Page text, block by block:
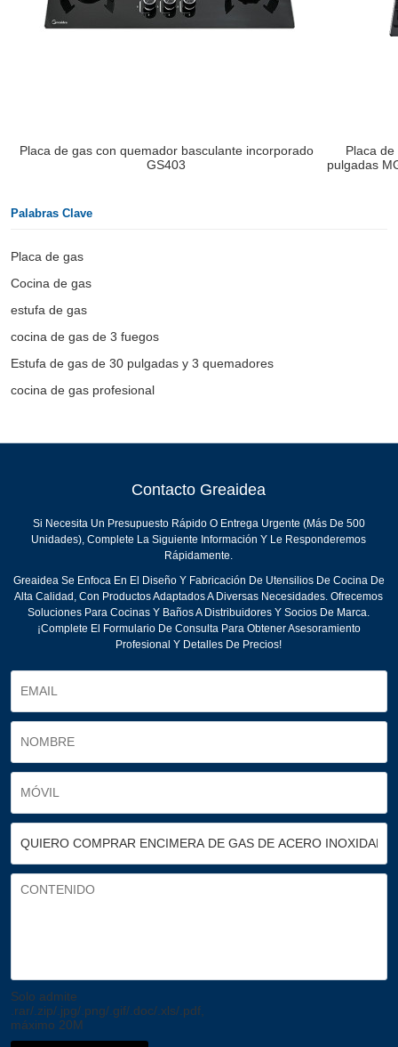
Placa de gas con quemador basculante incorporado
GS403
Placa
pulgadas
Palabras Clave
Placa de gas
Cocina de gas
estufa de gas
cocina de gas de 3 fuegos
Estufa de gas de 30 pulgadas y 3 quemadores
cocina de gas profesional
Contacto Greaidea
Si Necesita Un Presupuesto Rápido O Entrega Urgente (más De 500
Unidades), Complete La Siguiente Información Y Le Responderemos
Rápidamente.
Greaidea Se Enfoca En El Diseño Y Fabricación De Utensilios De Cocina De
Alta Calidad, Con Productos Adaptados A Diversas Necesidades. Ofrecemos
Soluciones Para Cocinas Y Baños A Distribuidores Y Socios De Marca.
¡Complete El Formulario De Consulta Para Obtener Asesoramiento
Profesional Y Detalles De Precios!
Solo admite
.rar/.zip/.jpg/.png/.gif/.doc/.xls/.pdf,
máximo 20M